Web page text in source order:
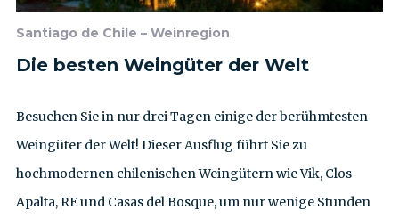
Santiago de Chile – Weinregion
Die besten Weingüter der Welt
Besuchen Sie in nur drei Tagen einige der berühmtesten
Weingüter der Welt! Dieser Ausflug führt Sie zu
hochmodernen chilenischen Weingütern wie Vik, Clos
Apalta, RE und Casas del Bosque, um nur wenige Stunden